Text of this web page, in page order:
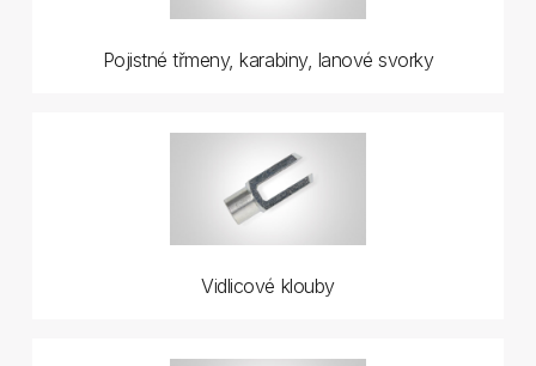
Pojistné třmeny, karabiny, lanové svorky
Vidlicové klouby